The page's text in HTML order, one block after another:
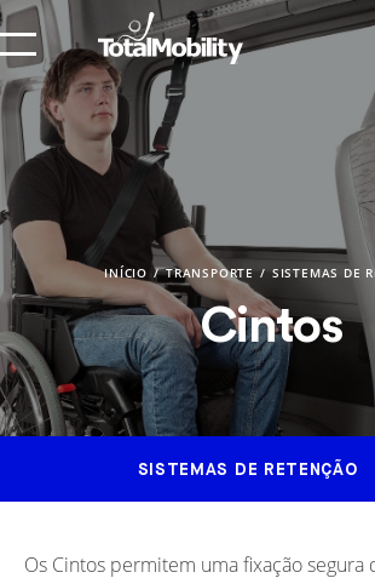
INÍCIO TRANSPORTE SISTEMAS DE
Cintos
SISTEMAS DE RETENÇÃO
Os Cintos permitem uma fixação segura